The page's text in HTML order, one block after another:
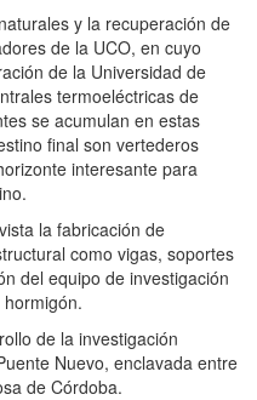
y la recuperación de
de la UCO, en cuyo
de la Universidad de
termoeléctricas de
se acumulan en estas
final son vertederos
interesante para
la fabricación de
como vigas, soportes
del equipo de investigación
de la investigación
Nuevo, enclavada entre
de Córdoba.